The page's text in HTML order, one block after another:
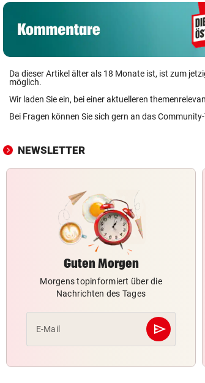
Da dieser Artikel älter als 18 Monate ist, ist zum
möglich.
Wir laden Sie ein, bei einer aktuelleren
Bei Fragen können Sie sich gern an das
NEWSLETTER
Guten Morgen
Morgens topinformiert über die
Nachrichten des Tages
E-Mail send
Abschicken